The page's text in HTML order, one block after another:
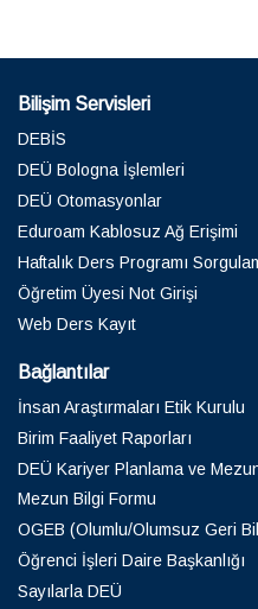
Bilişim Servisleri
DEBİS
DEÜ Bologna İşlemleri
DEÜ Otomasyonlar
Eduroam Kablosuz Ağ Erişimi
Haftalık Ders Programı
Öğretim Üyesi Not Girişi
Web Ders Kayıt
Bağlantılar
İnsan Araştırmaları Etik Kurulu
Birim Faaliyet Raporları
DEÜ Kariyer Planlama ve
Mezun Bilgi Formu
OGEB (Olumlu/Olumsuz Geri
Öğrenci İşleri Daire Başkanlığı
Sayılarla DEÜ